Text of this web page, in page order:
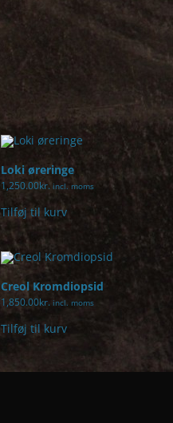
Loki øreringe
1,250.00kr. incl. moms
Tilføj til kurv
Creol Kromdiopsid
1,850.00kr. incl. moms
Tilføj til kurv